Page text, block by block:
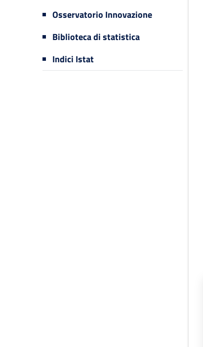
Osservatorio Innovazione
Biblioteca di statistica
Indici Istat